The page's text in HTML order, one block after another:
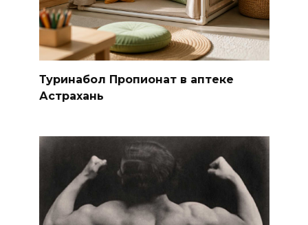
Туринабол Пропионат в аптеке
Астрахань